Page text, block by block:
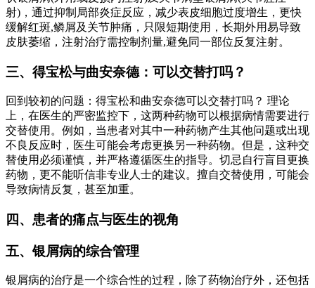
射)，通过抑制局部炎症反应，减少表皮细胞过度增生，更快
缓解红斑,鳞屑及关节肿痛，只限短期使用，长期外用易导致
皮肤萎缩，注射治疗需控制剂量,避免同一部位反复注射。
三、得宝松与曲安奈德：可以交替打吗？
回到较初的问题：得宝松和曲安奈德可以交替打吗？ 理论
上，在医生的严密监控下，这两种药物可以根据病情需要进行
交替使用。例如，当患者对其中一种药物产生其他问题或出现
不良反应时，医生可能会考虑更换另一种药物。但是，这种交
替使用必须谨慎，并严格遵循医生的指导。切忌自行盲目更换
药物，更不能听信非专业人士的建议。擅自交替使用，可能会
导致病情反复，甚至加重。
四、患者的痛点与医生的视角
五、银屑病的综合管理
银屑病的治疗是一个综合性的过程，除了药物治疗外，还包括